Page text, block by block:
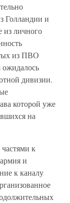
Голландии и
из личного
из ПВО
ожидалось
дивизии.
которой уже
на
к
и
к каналу